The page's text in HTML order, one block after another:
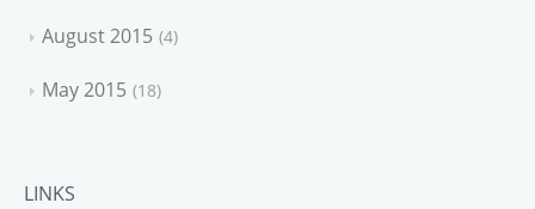
August 2015 4
May 2015 18
LINKS